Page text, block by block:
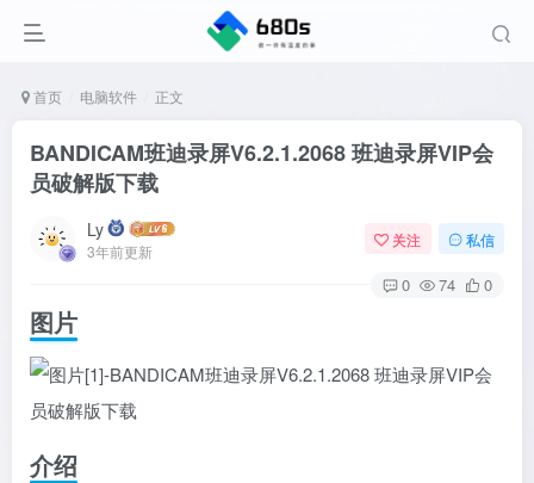
首页 电脑软件 正文
BANDICAM班迪录屏V6.2.1.2068 班迪录屏VIP会
员破解版下载
Ly
3年前更新
关注 私信
0 74 0
图片
介绍